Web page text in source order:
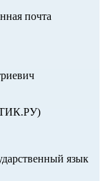
почта
язык